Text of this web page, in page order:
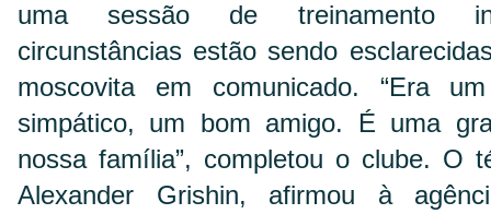
uma sessão de treinamento
circunstâncias estão sendo
moscovita em comunicado. “Era
simpático, um bom amigo. É uma
nossa família”, completou o clube. O
Alexander Grishin, afirmou à